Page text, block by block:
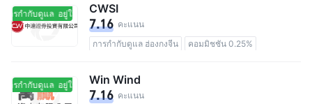
ารกำกับดูแล อยู่ในการกำกับดูแล
CWSI
7.16 คะแนน
การกำกับดูแล ฮ่องกงจีน
คอมมิชชัน 0.25%
ารกำกับดูแล อยู่ในการกำกับดูแล
Win Wind
7.16 คะแนน